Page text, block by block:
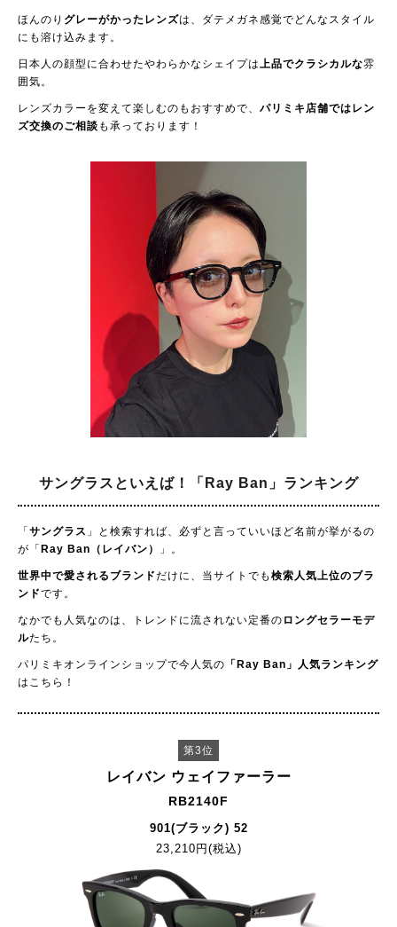
ほんのり グレーがかったレンズは、ダテメガネ感覚でどんなスタイル
にも溶け込みます。
日本人の顔型に合わせたやわらかなシェイプは上品でクラシカルな雰
囲気。
レンズカラーを変えて楽しむのもおすすめで、 パリミキ店舗ではレン
ズ交換のご相談 も承っております！
サングラスといえば！ 「Ray Ban」ランキング
「 サングラス 」と検索すれば、必ずと言っていいほど名前が挙がるの
が「 Ray Ban（レイバン） 」。
世界中で愛されるブランドだけに、当サイトでも 検索人気上位のブラ
ンドです。
なかでも人気なのは、トレンドに流されない定番の ロングセラーモデ
ルたち。
パリミキオンラインショップで今人気の 「Ray Ban」人気ランキング
はこちら！
第3位
レイバン ウェイファーラー
RB2140F
901(ブラック) 52
23,210円(税込)